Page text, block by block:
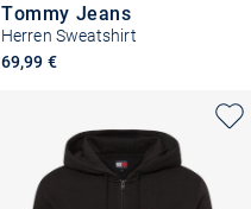
Tommy Jeans
Herren Sweatshirt
69,99 €